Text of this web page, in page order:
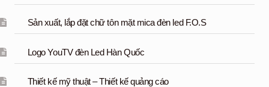
Sản xuất, lắp đặt chữ tôn mặt mica đèn led F.O.S
Logo YouTV đèn Led Hàn Quốc
Thiết kế mỹ thuật – Thiết kế quảng cáo